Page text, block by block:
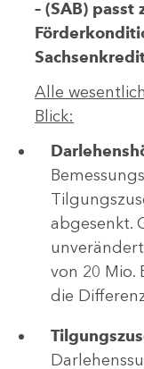
– (SAB)
Alle
Blick:
abgesenkt.
von 20 Mio.
die